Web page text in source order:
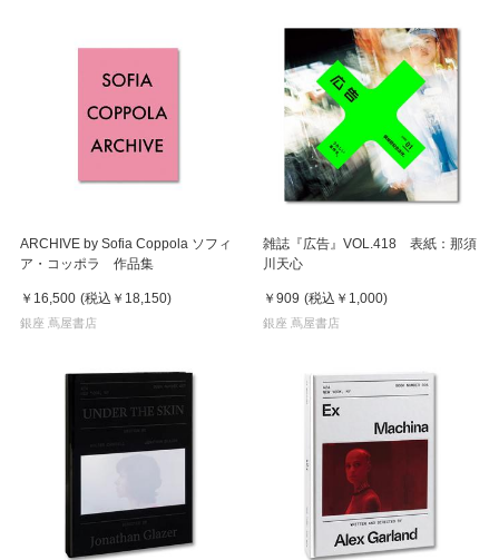
ARCHIVE by Sofia Coppola ソフィ
ア・コッポラ 作品集
￥16,500 (税込 ￥18,150)
銀座 蔦屋書店
雑誌『広告』VOL.418 表紙：那須
川天心
￥909 (税込 ￥1,000)
銀座 蔦屋書店